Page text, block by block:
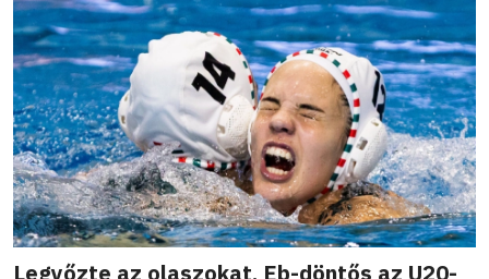
Legyőzte az olaszokat, Eb-döntős az U20-